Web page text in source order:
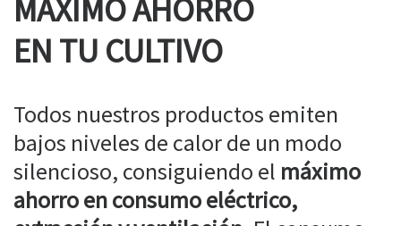
MÁXIMO AHORRO
EN TU CULTIVO
Todos nuestros productos emiten
bajos niveles de calor de un modo
silencioso, consiguiendo el máximo
ahorro en consumo eléctrico,